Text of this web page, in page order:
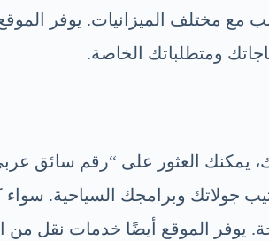
مع مختلف الميزانيات. يوفر
ومتطلباتك الخاصة.
جولاتك وبرامجك السياحية.
الموقع أيضًا خدمات نقل من